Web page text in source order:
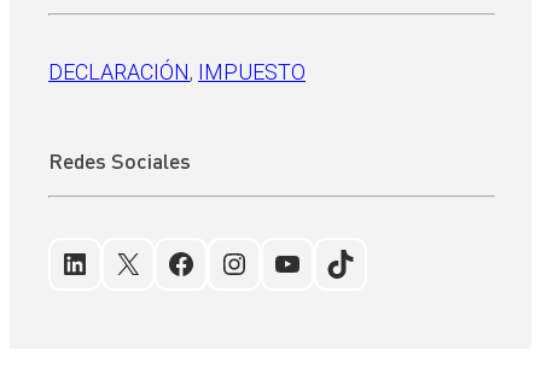
DECLARACIÓN, IMPUESTO
Redes Sociales
LinkedIn
X Facebook
Instagram
YouTube
TikTok